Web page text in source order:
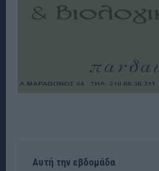
Αυτή την εβδομάδα